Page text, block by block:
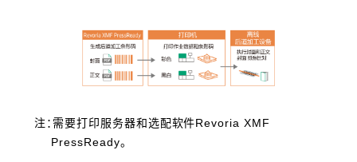
注：需要打印服务器和选配软件Revoria XMF
PressReady。